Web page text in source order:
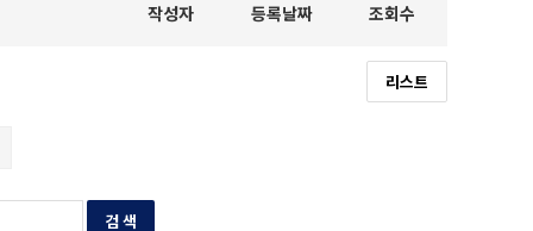
작성자 등록날짜 조회수
리스트
검 색